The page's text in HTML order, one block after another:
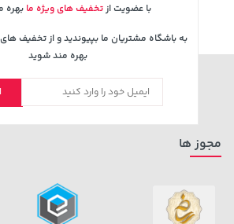
خرید
با عضویت ازتخفیف های ویژه ما بهره
به باشگاه مشتریان ما بپیوندید و از تخفیف
بهره مند شوید
مجوز ها